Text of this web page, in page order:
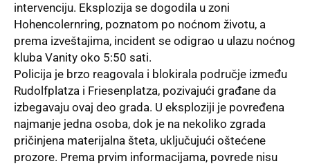
intervenciju. Eksplozija se dogodila u zoni
Hohencolernring, poznatom po noćnom životu, a
prema izveštajima, incident se odigrao u ulazu noćnog
kluba Vanity oko 5:50 sati.
Policija je brzo reagovala i blokirala područje između
Rudolfplatza i Friesenplatza, pozivajući građane da
izbegavaju ovaj deo grada. U eksploziji je povređena
najmanje jedna osoba, dok je na nekoliko zgrada
pričinjena materijalna šteta, uključujući oštećene
prozore. Prema prvim informacijama, povrede nisu